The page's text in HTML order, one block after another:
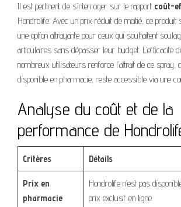
Il est pertinent de s’interroger sur le rapport coût-
Hondrolife. Avec un prix réduit de moitié, ce produit
une option attrayante pour ceux qui souhaitent
articulaires sans dépasser leur budget. L’efficacité
nombreux utilisateurs renforce l’attrait de ce spray,
disponible en pharmacie, reste accessible via une
Analyse du coût et de la
performance de
Critères Détails
Prix en
pharmacie
Hondrolife n’est pas
prix exclusif en ligne.